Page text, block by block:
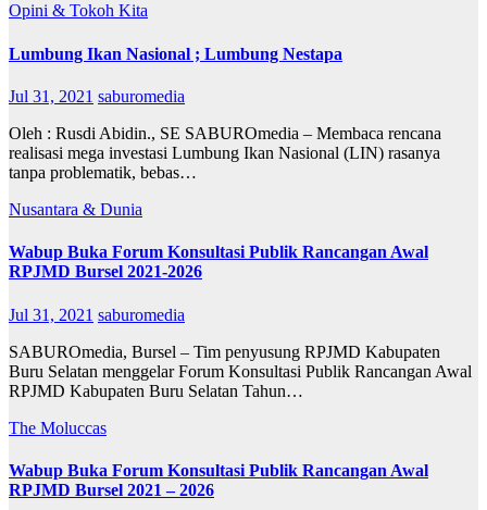
Opini & Tokoh Kita
Lumbung Ikan Nasional ; Lumbung Nestapa
Jul 31, 2021 saburomedia
Oleh : Rusdi Abidin., SE SABUROmedia – Membaca rencana
realisasi mega investasi Lumbung Ikan Nasional (LIN) rasanya
tanpa problematik, bebas…
Nusantara & Dunia
Wabup Buka Forum Konsultasi Publik Rancangan Awal
RPJMD Bursel 2021-2026
Jul 31, 2021 saburomedia
SABUROmedia, Bursel – Tim penyusung RPJMD Kabupaten
Buru Selatan menggelar Forum Konsultasi Publik Rancangan Awal
RPJMD Kabupaten Buru Selatan Tahun…
The Moluccas
Wabup Buka Forum Konsultasi Publik Rancangan Awal
RPJMD Bursel 2021 – 2026